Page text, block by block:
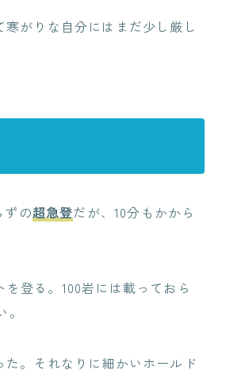
がりな自分にはまだ少し厳し
ずの超急登だが、10分もかから
登る。100岩には載っておら
。それなりに細かいホールド